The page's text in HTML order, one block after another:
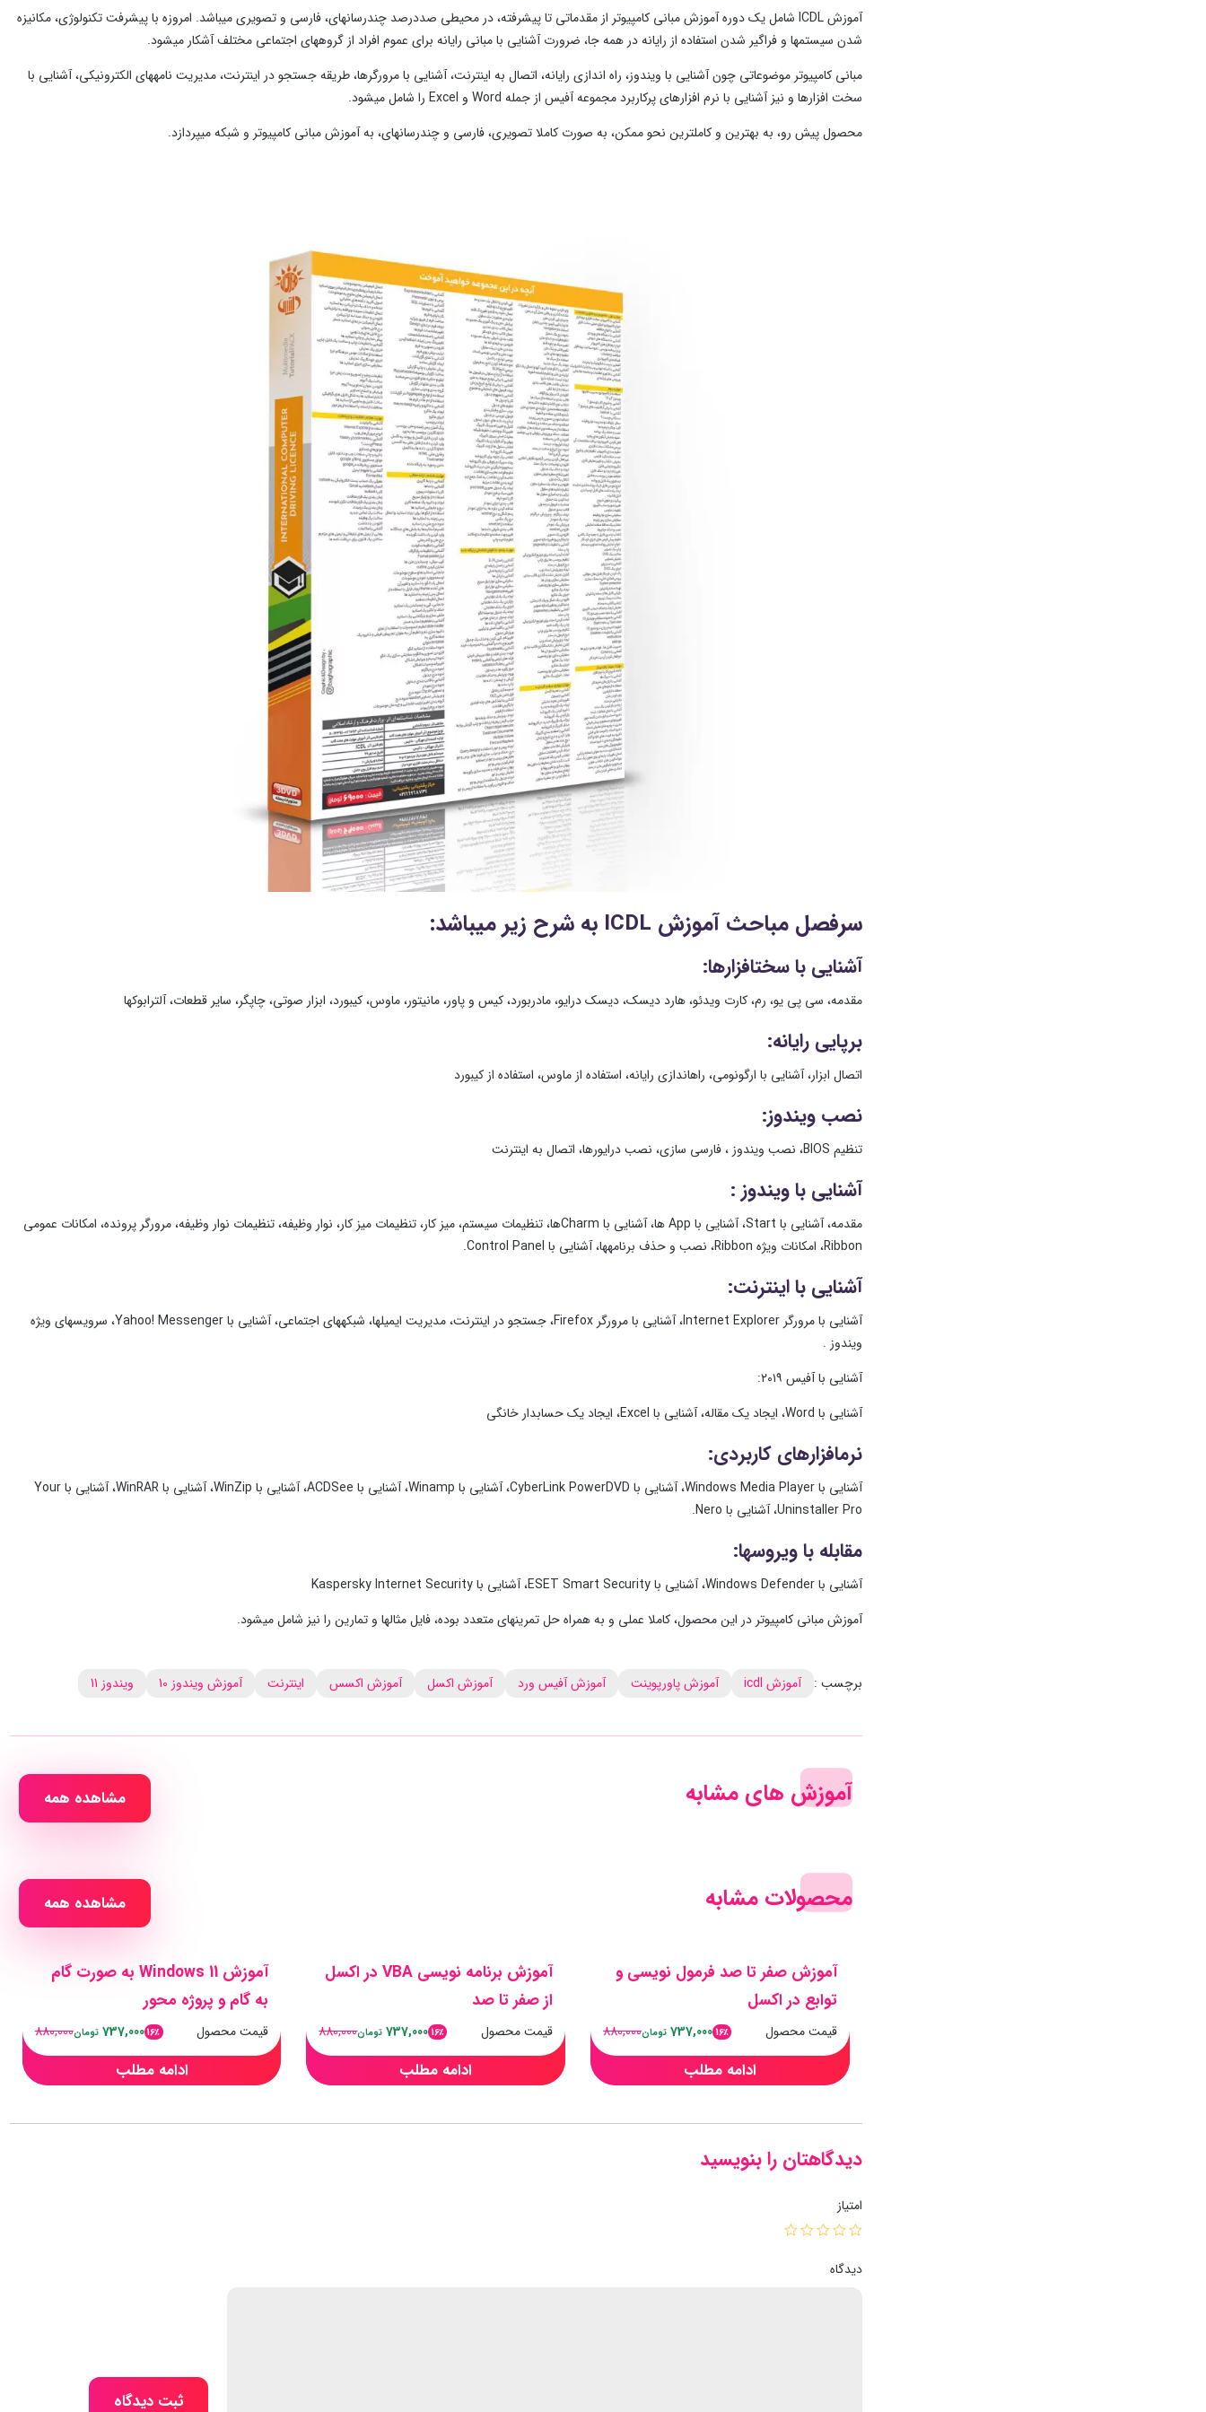
آموزش ICDL شامل یک دوره آموزش مبانی کامپیوتر از مقدماتی تا پیشرفته، در محیطی صددرصد چندرسانه‎ای، فارسی و تصویری می‎باشد. امروزه با پیشرفت تکنولوژی، مکانیزه
شدن سیستمها و فراگیر شدن استفاده از رایانه در همه جا، ضرورت آشنایی با مبانی رایانه برای عموم افراد از گروه‎های اجتماعی مختلف آشکار میشود.
مبانی کامپیوتر موضوعاتی چون آشنایی با ویندوز، راه اندازی رایانه، اتصال به اینترنت، آشنایی با مرورگرها، طریقه جستجو در اینترنت، مدیریت نامه‎های الکترونیکی، آشنایی با
سخت افزارها و نیز آشنایی با نرم افزارهای پرکاربرد مجموعه آفیس از جمله Word و Excel را شامل می‎شود.
محصول پیش رو، به بهترین و کاملترین نحو ممکن، به صورت کاملا تصویری، فارسی و چندرسانه‎ای، به آموزش مبانی کامپیوتر و شبکه می‎پردازد.
سرفصل مباحث آموزش ICDL به شرح زیر می‎باشد:
آشنایی با سخت‎افزارها:
مقدمه، سی پی یو، رم، کارت ویدئو، هارد دیسک، دیسک درایو، مادربورد، کیس و پاور، مانیتور، ماوس، کیبورد، ابزار صوتی، چاپگر، سایر قطعات، آلترابوکها
برپایی رایانه:
اتصال ابزار، آشنایی با ارگونومی، راه‎اندازی رایانه، استفاده از ماوس، استفاده از کیبورد
نصب ویندوز:
تنظیم BIOS، نصب ویندوز ، فارسی سازی، نصب درایورها، اتصال به اینترنت
آشنایی با ویندوز :
مقدمه، آشنایی با Start، آشنایی با App ها، آشنایی با Charm‎ها، تنظیمات سیستم، میز کار، تنظیمات میز کار، نوار وظیفه، تنظیمات نوار وظیفه، مرورگر پرونده، امکانات عمومی
Ribbon، امکانات ویژه Ribbon، نصب و حذف برنامه‎ها، آشنایی با Control Panel.
آشنایی با اینترنت:
آشنایی با مرورگر Internet Explorer، آشنایی با مرورگر Firefox، جستجو در اینترنت، مدیریت ایمیلها، شبکه‎های اجتماعی، آشنایی با Yahoo! Messenger، سرویس‎های ویژه
ویندوز .
آشنایی با آفیس ۲۰۱۹:
آشنایی با Word، ایجاد یک مقاله، آشنایی با Excel، ایجاد یک حسابدار خانگی
نرم‎افزارهای کاربردی:
آشنایی با Windows Media Player، آشنایی با CyberLink PowerDVD، آشنایی با Winamp، آشنایی با ACDSee، آشنایی با WinZip، آشنایی با WinRAR، آشنایی با Your
Uninstaller Pro، آشنایی با Nero.
مقابله با ویروسها:
آشنایی با Windows Defender، آشنایی با ESET Smart Security، آشنایی با Kaspersky Internet Security
آموزش مبانی کامپیوتر در این محصول، کاملا عملی و به همراه حل تمرینهای متعدد بوده، فایل مثالها و تمارین را نیز شامل می‎شود.
برچسب : آموزش icdl آموزش پاورپوینت آموزش آفیس ورد آموزش اکسل آموزش اکسس اینترنت آموزش ویندوز 10 ویندوز 11
آموزش های مشابه مشاهده همه
محصولات مشابه مشاهده همه
آموزش صفر تا صد فرمول نویسی و
توابع در اکسل
قیمت محصول 16٪ 737,000 تومان880,000
ادامه مطلب
آموزش برنامه نویسی VBA در اکسل
از صفر تا صد
قیمت محصول 16٪ 737,000 تومان880,000
ادامه مطلب
آموزش Windows 11 به صورت گام
به گام و پروژه محور
قیمت محصول 16٪ 737,000 تومان880,000
ادامه مطلب
دیدگاهتان را بنویسید
امتیاز
دیدگاه
ثبت دیدگاه